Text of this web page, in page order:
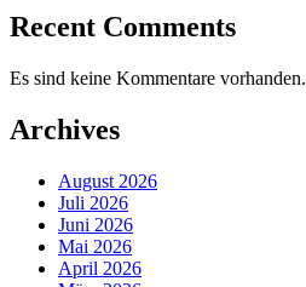
Recent Comments
Es sind keine Kommentare vorhanden.
Archives
August 2026
Juli 2026
Juni 2026
Mai 2026
April 2026